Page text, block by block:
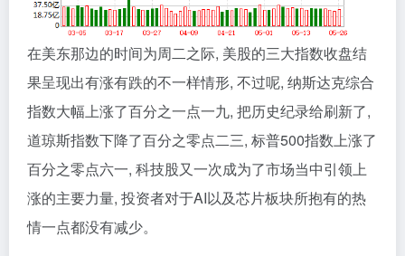
在美东那边的时间为周二之际, 美股的三大指数收盘结
果呈现出有涨有跌的不一样情形, 不过呢, 纳斯达克综合
指数大幅上涨了百分之一点一九, 把历史纪录给刷新了,
道琼斯指数下降了百分之零点二三, 标普500指数上涨了
百分之零点六一, 科技股又一次成为了市场当中引领上
涨的主要力量, 投资者对于AI以及芯片板块所抱有的热
情一点都没有减少。